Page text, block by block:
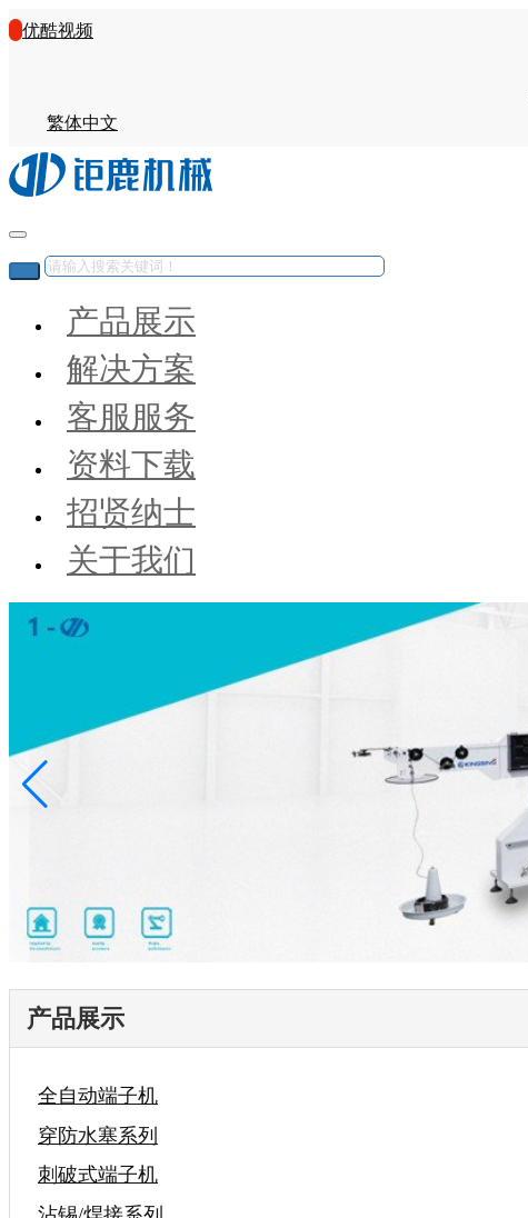
优酷视频
繁体中文
产品展示
解决方案
客服服务
资料下载
招贤纳士
关于我们
产品展示
全自动端子机
穿防水塞系列
刺破式端子机